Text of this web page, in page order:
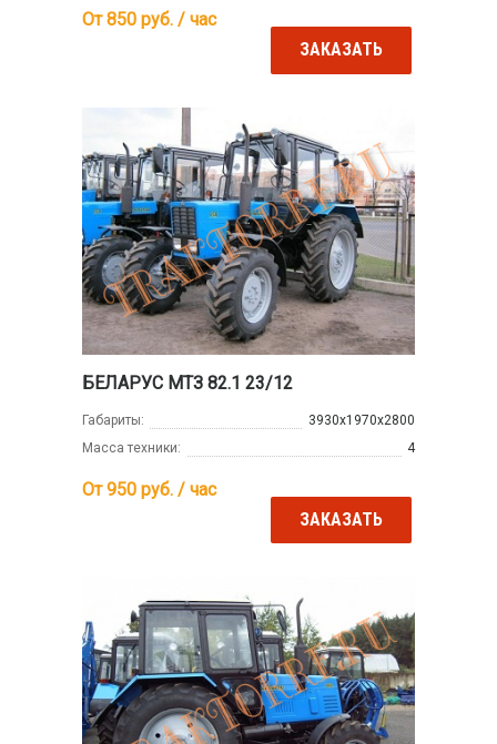
От 850 руб. / час
ЗАКАЗАТЬ
БЕЛАРУС МТЗ 82.1 23/12
Габариты:
3930x1970x2800
Масса техники:
4
От 950 руб. / час
ЗАКАЗАТЬ